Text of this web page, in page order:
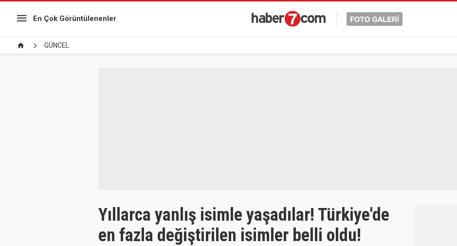
En Çok Görüntülenenler
GÜNCEL
Yıllarca yanlış isimle yaşadılar! Türkiye'de
en fazla değiştirilen isimler belli oldu!